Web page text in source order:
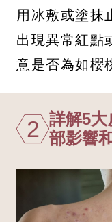
用冰敷或塗抹
出現異常紅點
意是否為如櫻
2 詳解5大
部影響